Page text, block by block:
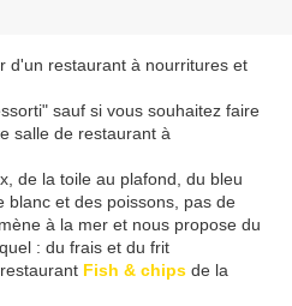
d'un restaurant à nourritures et
sauf si vous souhaitez faire
salle de restaurant à
de la toile au plafond, du bleu
blanc et des poissons, pas de
à la mer et nous propose du
: du frais et du frit
Fish & chips de la